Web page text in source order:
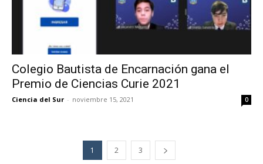
Colegio Bautista de Encarnación gana el
Premio de Ciencias Curie 2021
Ciencia del Sur - noviembre 15, 2021 0
1 2 3